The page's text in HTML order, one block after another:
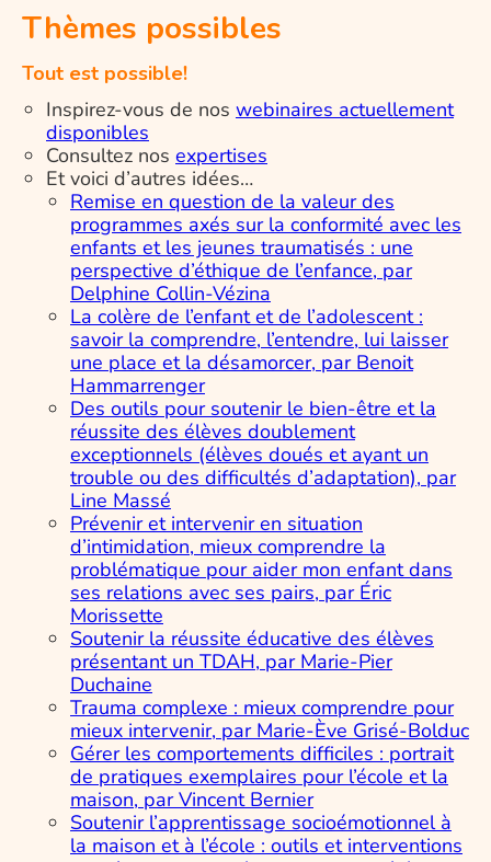
Thèmes possibles
Tout est possible!
Inspirez-vous de nos webinaires actuellement
disponibles
Consultez nos expertises
Et voici d’autres idées…
Remise en question de la valeur des
programmes axés sur la conformité avec les
enfants et les jeunes traumatisés : une
perspective d’éthique de l’enfance, par
Delphine Collin-Vézina
La colère de l’enfant et de l’adolescent :
savoir la comprendre, l’entendre, lui laisser
une place et la désamorcer, par Benoit
Hammarrenger
Des outils pour soutenir le bien-être et la
réussite des élèves doublement
exceptionnels (élèves doués et ayant un
trouble ou des difficultés d’adaptation), par
Line Massé
Prévenir et intervenir en situation
d’intimidation, mieux comprendre la
problématique pour aider mon enfant dans
ses relations avec ses pairs, par Éric
Morissette
Soutenir la réussite éducative des élèves
présentant un TDAH, par Marie-Pier
Duchaine
Trauma complexe : mieux comprendre pour
mieux intervenir, par Marie-Ève Grisé-Bolduc
Gérer les comportements difficiles : portrait
de pratiques exemplaires pour l’école et la
maison, par Vincent Bernier
Soutenir l’apprentissage socioémotionnel à
la maison et à l’école : outils et interventions